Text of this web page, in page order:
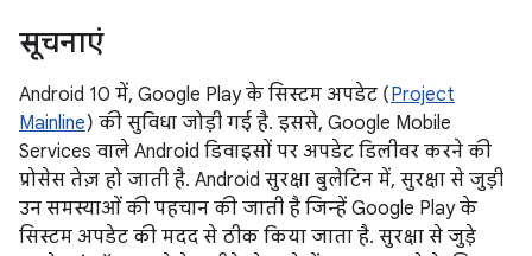
सूचनाएं
Android 10 में, Google Play के सिस्टम अपडेट (Project
Mainline) की सुविधा जोड़ी गई है. इससे, Google Mobile
Services वाले Android डिवाइसों पर अपडेट डिलीवर करने की
प्रोसेस तेज़ हो जाती है. Android सुरक्षा बुलेटिन में, सुरक्षा से जुड़ी
उन समस्याओं की पहचान की जाती है जिन्हें Google Play के
सिस्टम अपडेट की मदद से ठीक किया जाता है. सुरक्षा से जुड़े